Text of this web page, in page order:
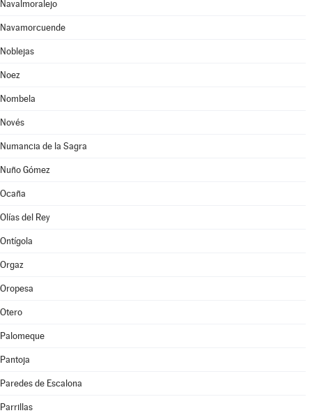
Navalmoralejo
Navamorcuende
Noblejas
Noez
Nombela
Novés
Numancia de la Sagra
Nuño Gómez
Ocaña
Olías del Rey
Ontígola
Orgaz
Oropesa
Otero
Palomeque
Pantoja
Paredes de Escalona
Parrillas